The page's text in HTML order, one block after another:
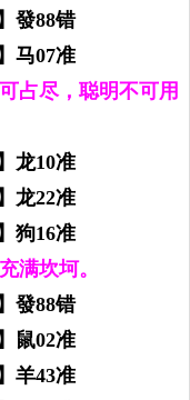
發88错
马07准
占尽，聪明不可用
龙10准
龙22准
狗16准
满坎坷。
發88错
鼠02准
羊43准